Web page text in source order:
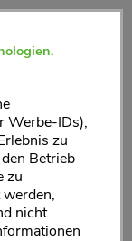
Werbe-IDs),
zu
Betrieb
zu
nicht